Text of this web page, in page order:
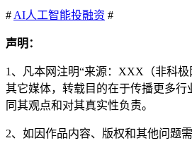
# AI人工智能投融资 #
声明：
1、凡本网注明“来源：XXX（非科
其它媒体，转载目的在于传播更多行
同其观点和对其真实性负责。
2、如因作品内容、版权和其他问题